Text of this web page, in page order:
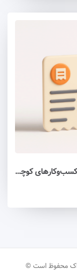
5 مزیت مهم استفاده از فاکتور آنلاین برای کسب‌وکارهای کوچک و بزرگ
محفوظ است ©